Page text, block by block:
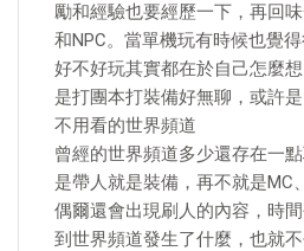
勵和經驗也要經歷一下，再回
和NPC。當單機玩有時候也覺
好不好玩其實都在於自己怎麼
是打團本打裝備好無聊，或許是
不用看的世界頻道
曾經的世界頻道多少還存在一
是帶人就是裝備，再不就是MC
偶爾還會出現刷人的內容，時
到世界頻道發生了什麼，也就